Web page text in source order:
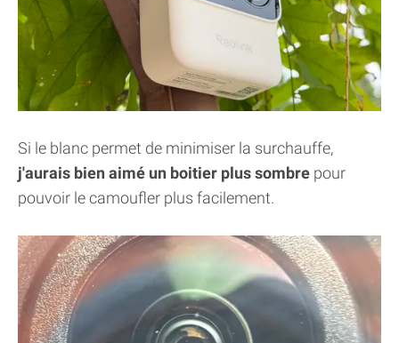
Si le blanc permet de minimiser la surchauffe,
j'aurais bien aimé un boitier plus sombre pour
pouvoir le camoufler plus facilement.